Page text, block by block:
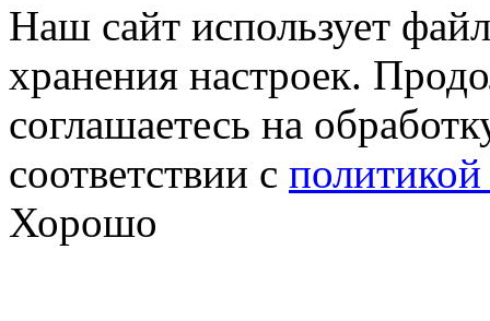
Наш сайт использует
хранения настроек.
соглашаетесь на
соответствии с
Хорошо